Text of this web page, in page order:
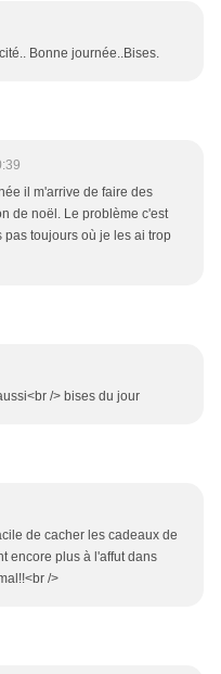
Bonne journée..Bises.
il m'arrive de faire des
de noël. Le problème c'est
toujours où je les ai trop
/> bises du jour
de cacher les cadeaux de
encore plus à l'affut dans
/>